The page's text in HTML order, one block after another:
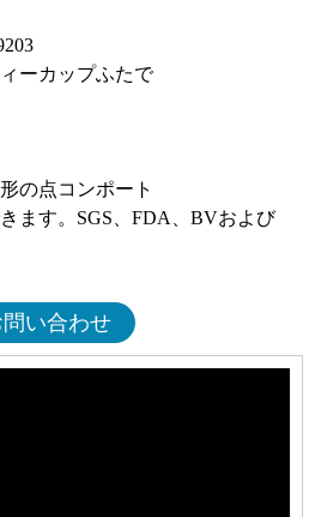
ーカップふたで
の点コンポート
ます。SGS、FDA、BVおよび
問い合わせ